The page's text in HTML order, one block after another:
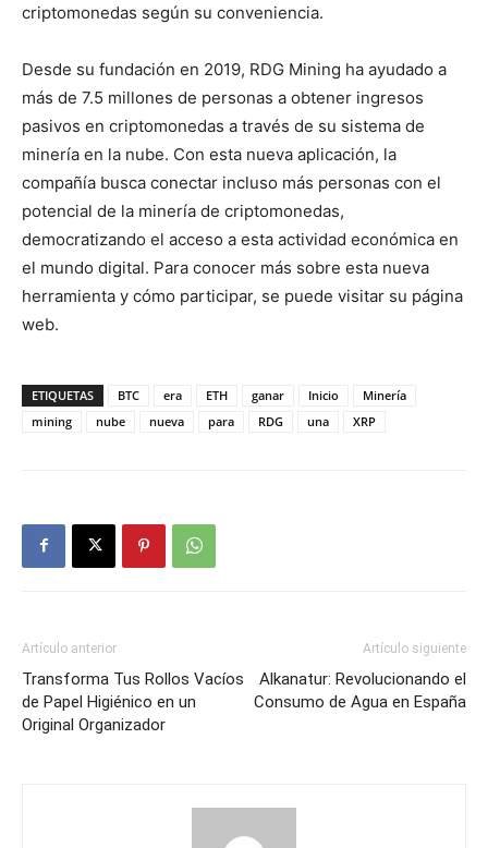
criptomonedas según su conveniencia.
Desde su fundación en 2019, RDG Mining ha ayudado a
más de 7.5 millones de personas a obtener ingresos
pasivos en criptomonedas a través de su sistema de
minería en la nube. Con esta nueva aplicación, la
compañía busca conectar incluso más personas con el
potencial de la minería de criptomonedas,
democratizando el acceso a esta actividad económica en
el mundo digital. Para conocer más sobre esta nueva
herramienta y cómo participar, se puede visitar su página
web.
ETIQUETAS BTC era ETH ganar Inicio
Minería
mining
nube nueva para RDG una XRP
Artículo anterior
Transforma Tus Rollos Vacíos
de Papel Higiénico en un
Original Organizador
Artículo siguiente
Alkanatur: Revolucionando el
Consumo de Agua en España